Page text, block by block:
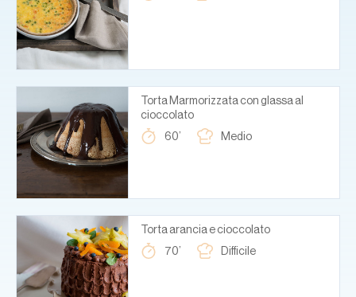
Torta Marmorizzata con glassa al
cioccolato
60’
Medio
Torta arancia e cioccolato
70’
Difficile